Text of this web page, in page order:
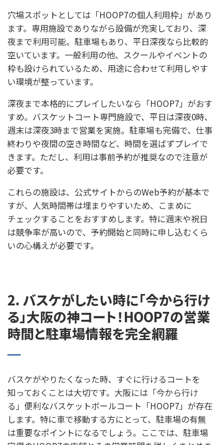
穴場スポットとしては「HOOP7の個人利用枠」があり
ます。専用施設でありながら設備が充実しており、深
夜まで利用可能。駐車場もあり、平日深夜なら比較的
空いています。一般利用の他、スクールやイベントの
枠も設けられているため、用途に合わせて利用しやす
い環境が整っています。
深夜まで本格的にプレイしたいなら「HOOP7」がおす
すめ。バスケットコート専門施設で、平日は深夜0時、
週末は深夜3時まで営業を実施。駐車場も完備で、仕事
終わりや夜間の空き時間など、時間を選ばずプレイで
きます。ただし、利用は事前予約が推奨なので注意が
必要です。
これらの施設は、公式サイトからのWeb予約が基本で
すが、人気時間帯は埋まりやすいため、こまめに
チェックすることをおすすめします。特に週末や祝日
は競争率が高いので、予約開始と同時に申し込むくら
いの心構えが必要です。
2. バスケがしたい時に「今から行け
る」大阪の神コート！HOOP7の営業
時間と駐車場情報を完全網羅
バスケがやりたくなった時、すぐに行けるコートを
知っておくことは大切です。大阪には「今から行け
る」便利なバスケットボールコート「HOOP7」が存在
します。特に車で移動する方にとって、駐車場の有無
は重要なポイントになるでしょう。ここでは、駐車場